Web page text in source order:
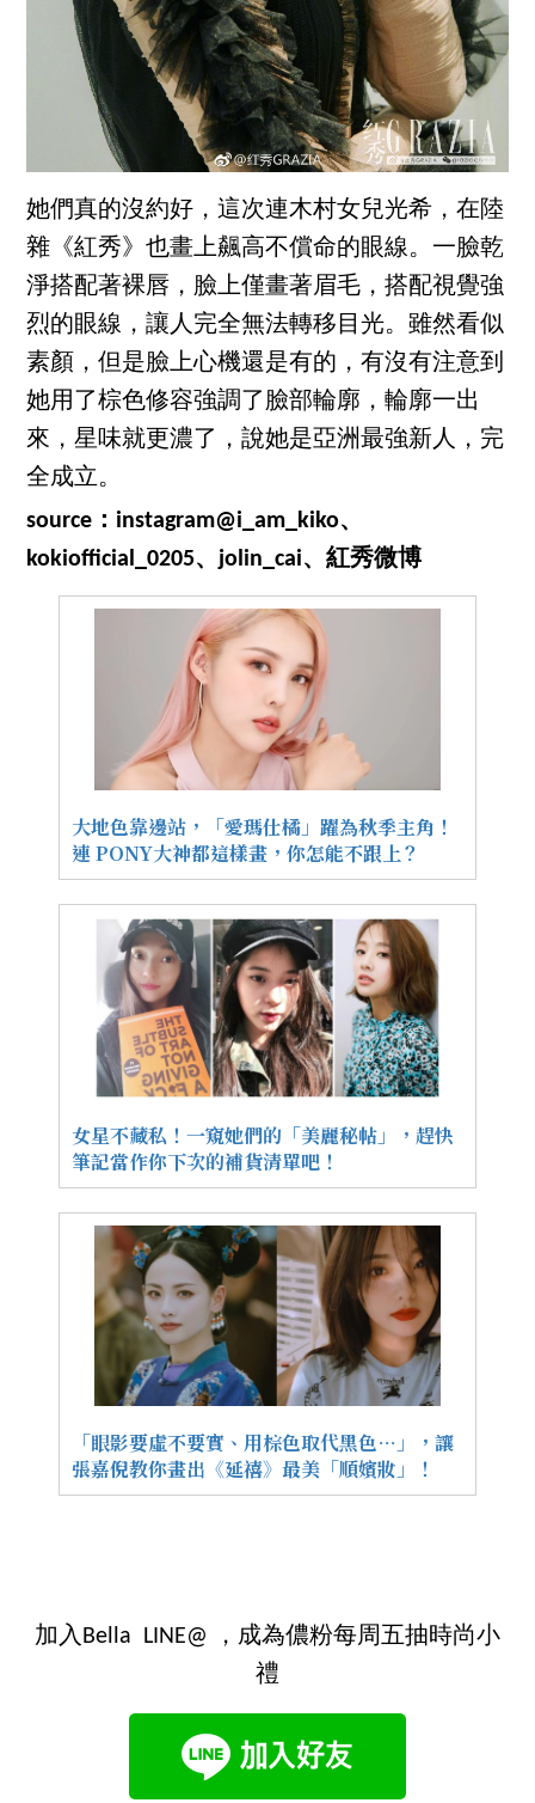
她們真的沒約好，這次連木村女兒光希，在陸
雜《紅秀》也畫上飆高不償命的眼線。一臉乾
淨搭配著裸唇，臉上僅畫著眉毛，搭配視覺強
烈的眼線，讓人完全無法轉移目光。雖然看似
素顏，但是臉上心機還是有的，有沒有注意到
她用了棕色修容強調了臉部輪廓，輪廓一出
來，星味就更濃了，說她是亞洲最強新人，完
全成立。
source：instagram@i_am_kiko、
kokiofficial_0205、jolin_cai、紅秀微博
大地色靠邊站，「愛瑪仕橘」躍為秋季主角！
連 PONY大神都這樣畫，你怎能不跟上？
女星不藏私！一窺她們的「美麗秘帖」，趕快
筆記當作你下次的補貨清單吧！
「眼影要虛不要實、用棕色取代黑色…」，讓
張嘉倪教你畫出《延禧》最美「順嬪妝」！
加入Bella LINE@ ，成為儂粉每周五抽時尚小
禮